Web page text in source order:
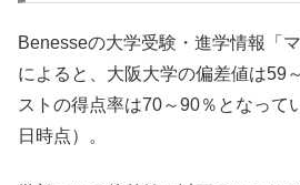
Benesseの大学受験・進学情報「
によると、大阪大学の偏差値は59
ストの得点率は70～90％となって
日時点）。